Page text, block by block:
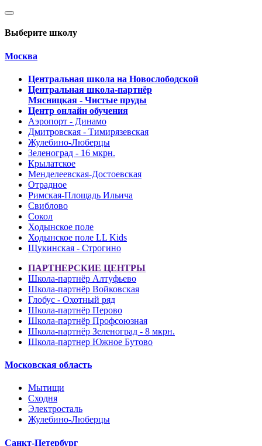
Выберите школу
Москва
Центральная школа на Новослободской
Центральная школа-партнёр
Мясницкая - Чистые пруды
Центр онлайн обучения
Аэропорт - Динамо
Дмитровская - Тимирязевская
Жулебино-Люберцы
Зеленоград - 16 мкрн.
Крылатское
Менделеевская-Достоевская
Отрадное
Римская-Площадь Ильича
Свиблово
Сокол
Ходынское поле
Ходынское поле LL Kids
Щукинская - Строгино
ПАРТНЕРСКИЕ ЦЕНТРЫ
Школа-партнёр Алтуфьево
Школа-партнёр Войковская
Глобус - Охотный ряд
Школа-партнёр Перово
Школа-партнёр Профсоюзная
Школа-партнёр Зеленоград - 8 мкрн.
Школа-партнер Южное Бутово
Московская область
Мытищи
Сходня
Электросталь
Жулебино-Люберцы
Санкт-Петербург